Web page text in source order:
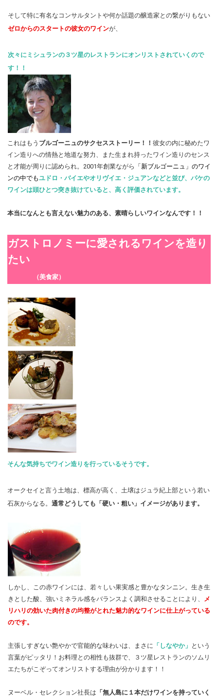
そして特に有名なコンサルタントや何か話題の醸造家との繋がりもない
ゼロからのスタートの彼女のワインが、
次々にミシュランの３ツ星のレストランにオンリストされていくので
す！！
これはもう ブルゴーニュのサクセスストーリー！！ 彼女の内に秘めたワ
イン造りへの情熱と地道な努力、また生まれ持ったワイン造りのセンス
と才能が周りに認められ。2001年創業ながら 「新ブルゴーニュ」のワイ
ンの中でもユドロ・バイエやオリヴイエ・ジュアンなどと並び、パケの
ワインは頭ひとつ突き抜けていると、高く評価されています。
本当になんとも言えない魅力のある、素晴らしいワインなんです！！
ガストロノミーに愛されるワインを造り
たい
（美食家）
そんな気持ちでワイン造りを行っているそうです。
オークセイと言う土地は、標高が高く、土壌はジュラ紀上部という若い
石灰からなる。 通常どうしても「硬い・粗い」イメージがあります。
しかし、この赤ワインには、若々しい果実感と豊かなタンニン。生き生
きとした酸、強いミネラル感をバランスよく調和させることにより、 メ
リハリの効いた肉付きの均整がとれた魅力的なワインに仕上がっている
のです。
主張しすぎない艶やかで官能的な味わいは、まさに 「しなやか」 という
言葉がピッタリ！お料理との相性も抜群で、３ツ星レストランのソムリ
エたちがこぞってオンリストする理由が分かります！！
ヌーベル・セレクション社長は 「無人島に１本だけワインを持っていく